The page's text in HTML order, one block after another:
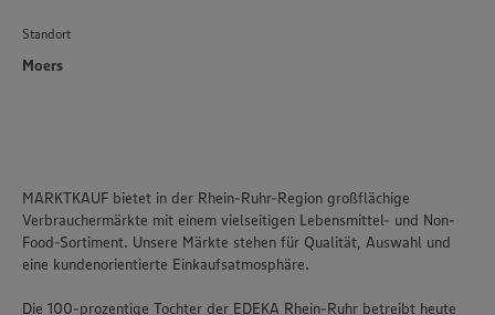
Standort
Moers
MARKTKAUF bietet in der Rhein-Ruhr-Region großflächige
Verbrauchermärkte mit einem vielseitigen Lebensmittel- und Non-
Food-Sortiment. Unsere Märkte stehen für Qualität, Auswahl und
eine kundenorientierte Einkaufsatmosphäre.​
Die 100-prozentige Tochter der EDEKA Rhein-Ruhr betreibt heute